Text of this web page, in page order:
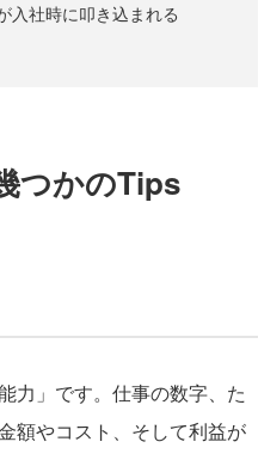
入社時に叩き込まれる
つかのTips
力」です。仕事の数字、た
額やコスト、そして利益が